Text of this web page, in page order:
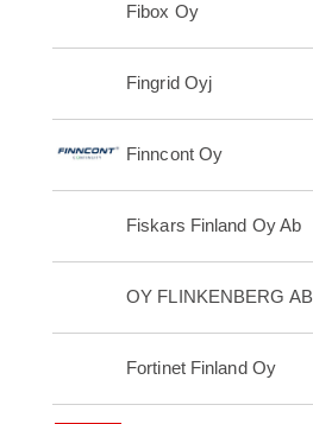
Fibox Oy
Fingrid Oyj
Finncont Oy
Fiskars Finland Oy Ab
OY FLINKENBERG AB
Fortinet Finland Oy